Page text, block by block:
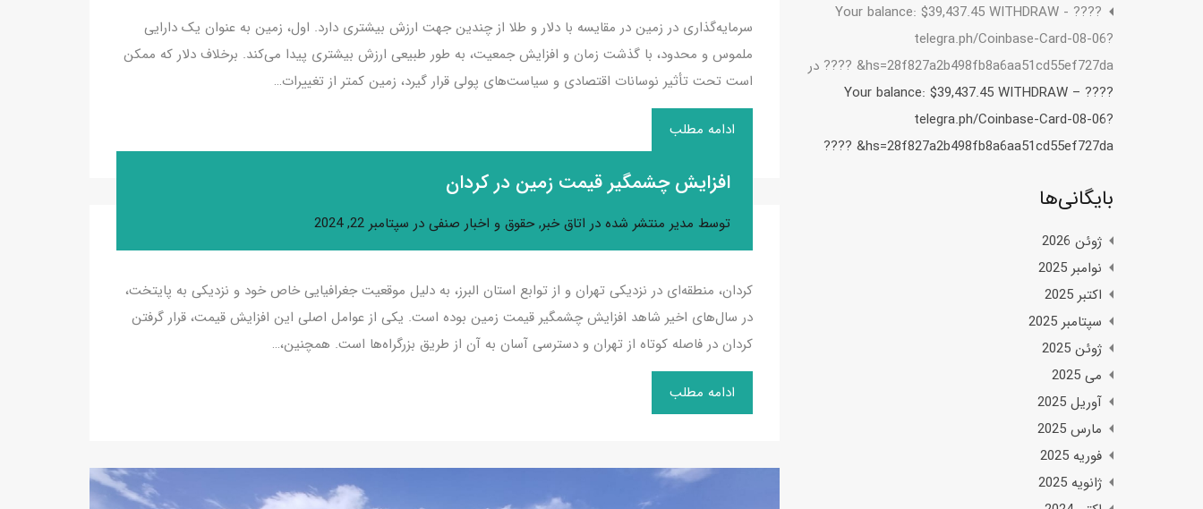
سرمایه‌گذاری در زمین در مقایسه با دلار و طلا از چندین جهت ارزش بیشتری دارد. اول، زمین به عنوان یک دارایی
ملموس و محدود، با گذشت زمان و افزایش جمعیت، به طور طبیعی ارزش بیشتری پیدا می‌کند. برخلاف دلار که ممکن
است تحت تأثیر نوسانات اقتصادی و سیاست‌های پولی قرار گیرد، زمین کمتر از تغییرات…
ادامه مطلب
افزایش چشمگیر قیمت زمین در کردان
توسط مدیر منتشر شده در اتاق خبر,حقوق و اخبار صنفی در سپتامبر 22, 2024
کردان، منطقه‌ای در نزدیکی تهران و از توابع استان البرز، به دلیل موقعیت جغرافیایی خاص خود و نزدیکی به پایتخت،
در سال‌های اخیر شاهد افزایش چشمگیر قیمت زمین بوده است. یکی از عوامل اصلی این افزایش قیمت، قرار گرفتن
کردان در فاصله کوتاه از تهران و دسترسی آسان به آن از طریق بزرگراه‌ها است. همچنین،…
ادامه مطلب
????️ Your balance: $39,437.45 WITHDRAW -
telegra.ph/Coinbase-Card-08-06?
hs=28f827a2b498fb8a6aa51cd55ef727da& ????️
در
????️ Your balance: $39,437.45 WITHDRAW –
telegra.ph/Coinbase-Card-08-06?
hs=28f827a2b498fb8a6aa51cd55ef727da& ????️
بایگانی‌ها
ژوئن 2026
نوامبر 2025
اکتبر 2025
سپتامبر 2025
ژوئن 2025
می 2025
آوریل 2025
مارس 2025
فوریه 2025
ژانویه 2025